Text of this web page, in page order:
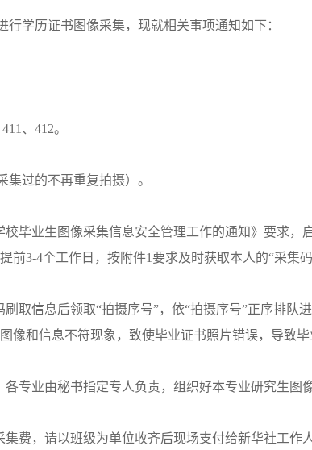
行学历证书图像采集，现就相关事项通知如下：
、412。
集过的不再重复拍摄）。
毕业生图像采集信息安全管理工作的通知》要求，
前3-4个工作日，按附件1要求及时获取本人的“采集
取信息后领取“拍摄序号”，依“拍摄序号”正序排队
像和信息不符现象，致使毕业证书照片错误，导致
各专业由秘书指定专人负责，组织好本专业研究生图
费，请以班级为单位收齐后现场支付给新华社工作人